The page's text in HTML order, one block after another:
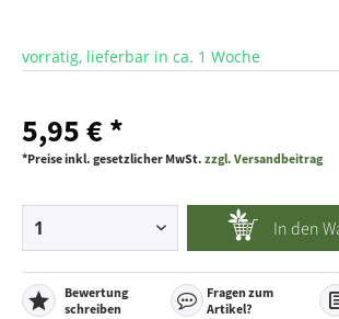
vorrätig, lieferbar in ca. 1 Woche
5,95 € *
*Preise inkl. gesetzlicher MwSt. zzgl. Versandbeitrag
In den
Bewertung
schreiben
Fragen zum
Artikel?